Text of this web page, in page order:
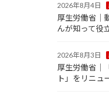
2026年8月4日
厚生労働省｜
んが知って役
2026年8月3日
厚生労働省｜
ト」をリニュ